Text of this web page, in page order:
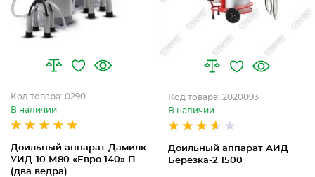
Доильный аппарат Дамилк
УИД-10 М80 «Евро 140» П
(два ведра)
Код товара: 0290
В наличии
Доильный аппарат АИД
Березка-2 1500
Код товара: 2020093
В наличии